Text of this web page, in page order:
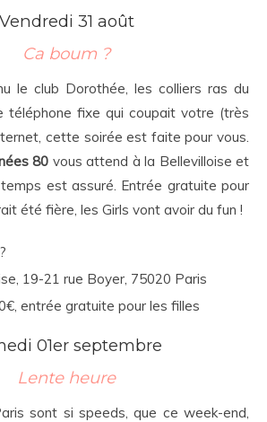
Vendredi 31 août
Ca boum ?
le club Dorothée, les colliers ras du
téléphone fixe qui coupait votre (très
cette soirée est faite pour vous.
80 vous attend à la Bellevilloise et
est assuré. Entrée gratuite pour
été fière, les Girls vont avoir du fun !
19-21 rue Boyer, 75020 Paris
entrée gratuite pour les filles
01er septembre
Lente heure
sont si speeds, que ce week-end,